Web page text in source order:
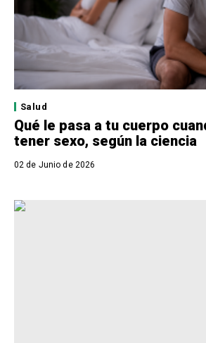
Salud
Qué le pasa a tu cuerpo
tener sexo, según la ciencia
02 de Junio de 2026